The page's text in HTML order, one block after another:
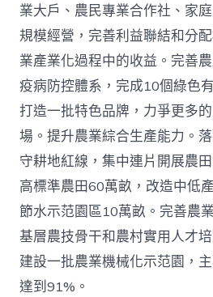
業大戶、農民專業合作社、家
規模經營，完善利益聯結和分
業產業化過程中的收益。完善
疫病防控體系，完成10個綠色
打造一批特色品牌，力爭更多
場。提升農業綜合生產能力。
守耕地紅線，集中連片開展農
高標準農田60萬畝，改造中低
節水示范園區10萬畝。完善農
基層農技骨干和農村實用人才
建設一批農業機械化示范園，
達到91%。